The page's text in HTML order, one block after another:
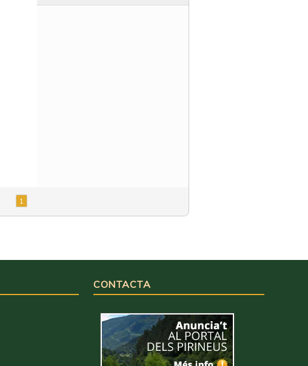
1
CONTACTA